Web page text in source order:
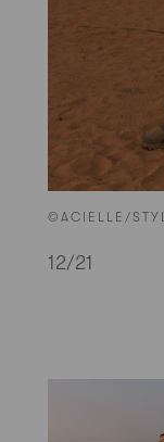
©ACIELLE/
12/21